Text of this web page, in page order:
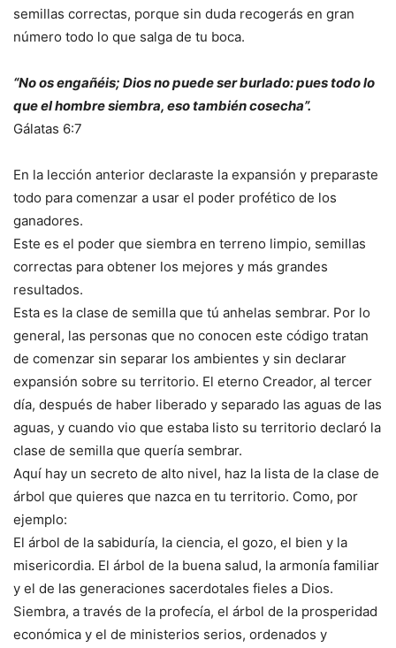
semillas correctas, porque sin duda recogerás en gran
número todo lo que salga de tu boca.
“No os engañéis; Dios no puede ser burlado: pues todo lo
que el hombre siembra, eso también cosecha”.
Gálatas 6:7
En la lección anterior declaraste la expansión y preparaste
todo para comenzar a usar el poder profético de los
ganadores.
Este es el poder que siembra en terreno limpio, semillas
correctas para obtener los mejores y más grandes
resultados.
Esta es la clase de semilla que tú anhelas sembrar. Por lo
general, las personas que no conocen este código tratan
de comenzar sin separar los ambientes y sin declarar
expansión sobre su territorio. El eterno Creador, al tercer
día, después de haber liberado y separado las aguas de las
aguas, y cuando vio que estaba listo su territorio declaró la
clase de semilla que quería sembrar.
Aquí hay un secreto de alto nivel, haz la lista de la clase de
árbol que quieres que nazca en tu territorio. Como, por
ejemplo:
El árbol de la sabiduría, la ciencia, el gozo, el bien y la
misericordia. El árbol de la buena salud, la armonía familiar
y el de las generaciones sacerdotales fieles a Dios.
Siembra, a través de la profecía, el árbol de la prosperidad
económica y el de ministerios serios, ordenados y